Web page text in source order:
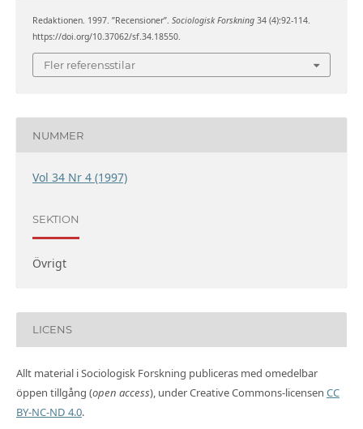
Redaktionen. 1997. ”Recensioner”. Sociologisk Forskning34 (4):92-114.
https://doi.org/10.37062/sf.34.18550.
Fler referensstilar
NUMMER
Vol 34 Nr 4 (1997)
SEKTION
Övrigt
LICENS
Allt material i Sociologisk Forskning publiceras med omedelbar
öppen tillgång (open access), under Creative Commons-licensen CC
BY-NC-ND 4.0.